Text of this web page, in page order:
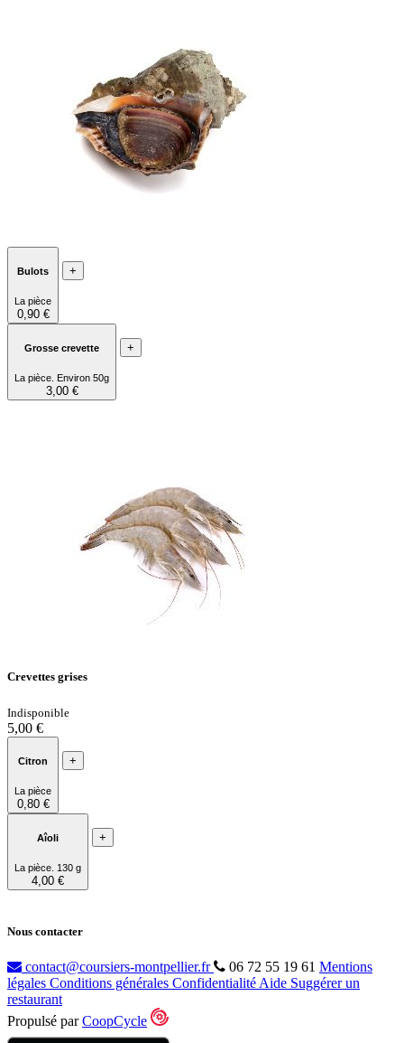
Bulots
La pièce
0,90 €
+
Grosse crevette
La pièce. Environ 50g
3,00 €
+
Crevettes grises
Indisponible
5,00 €
Citron
La pièce
0,80 €
+
Aîoli
La pièce. 130 g
4,00 €
+
Nous contacter
contact@coursiers-montpellier.fr 06 72 55 19 61 Mentions
légales Conditions générales Confidentialité Aide Suggérer un
restaurant
Propulsé parCoopCycle